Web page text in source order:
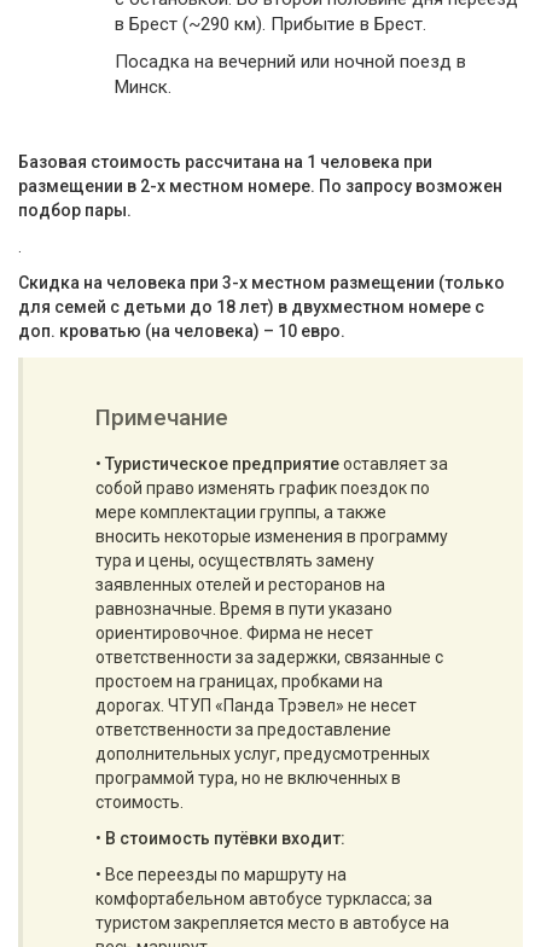
в Брест (~290 км). Прибытие в Брест.
Посадка на вечерний или ночной поезд в
Минск.
Базовая стоимость рассчитана на 1 человека при
размещении в 2-х местном номере. По запросу возможен
подбор пары.
Скидка на человека при 3-х местном размещении (только
для семей с детьми до 18 лет) в двухместном номере с
доп. кроватью (на человека) – 10 евро.
Примечание
• Туристическое предприятиеоставляет за
собой право изменять график поездок по
мере комплектации группы, а также
вносить некоторые изменения в программу
тура и цены, осуществлять замену
заявленных отелей и ресторанов на
равнозначные. Время в пути указано
ориентировочное. Фирма не несет
ответственности за задержки, связанные с
простоем на границах, пробками на
дорогах. ЧТУП «Панда Трэвел» не несет
ответственности за предоставление
дополнительных услуг, предусмотренных
программой тура, но не включенных в
стоимость.
• В стоимость путёвки входит:
• Все переезды по маршруту на
комфортабельном автобусе туркласса; за
туристом закрепляется место в автобусе на